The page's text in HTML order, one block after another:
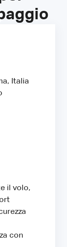
Italia
il volo,
con